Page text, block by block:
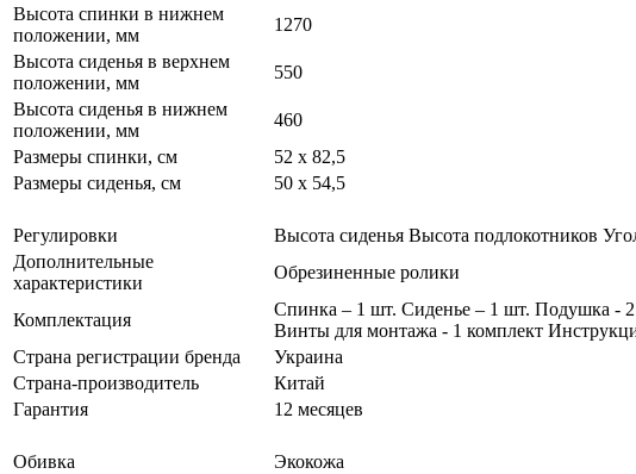
Высота спинки в нижнем
положении, мм
1270
Высота сиденья в верхнем
положении, мм
550
Высота сиденья в нижнем
положении, мм
460
Размеры спинки, см
52 x 82,5
Размеры сиденья, см
50 x 54,5
Регулировки
Высота сиденья Высота подлокотников
Дополнительные
характеристики
Обрезиненные ролики
Комплектация
Спинка – 1 шт. Сиденье – 1 шт. Подушка -
Винты для монтажа - 1 комплект
Страна регистрации бренда
Украина
Страна-производитель
Китай
Гарантия
12 месяцев
Обивка
Экокожа